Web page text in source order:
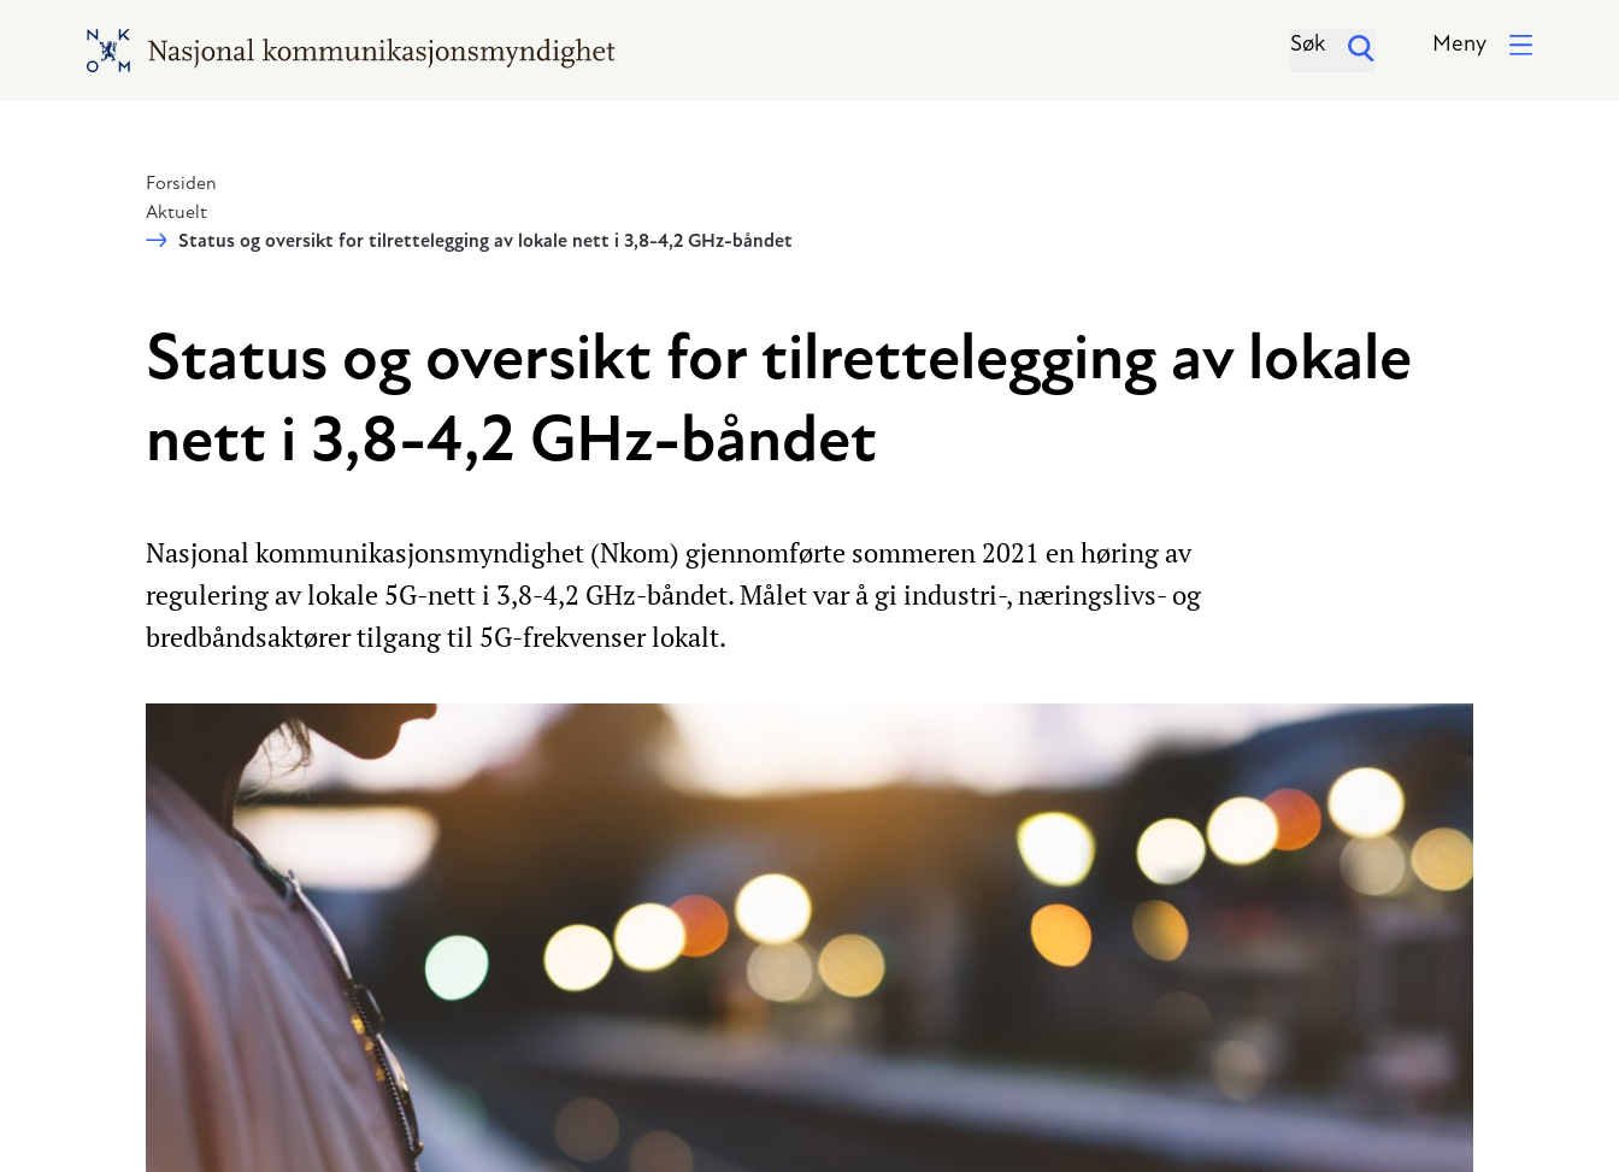
Hopp til hovedinnhold
Gå til hovedsiden Søk Meny
Forsiden
Aktuelt
Status og oversikt for tilrettelegging av lokale nett i 3,8-4,2 GHz-båndet
Status og oversikt for tilrettelegging av lokale
nett i 3,8-4,2 GHz-båndet
Nasjonal kommunikasjonsmyndighet (Nkom) gjennomførte sommeren 2021 en høring av
regulering av lokale 5G-nett i 3,8-4,2 GHz-båndet. Målet var å gi industri-, næringslivs- og
bredbåndsaktører tilgang til 5G-frekvenser lokalt.